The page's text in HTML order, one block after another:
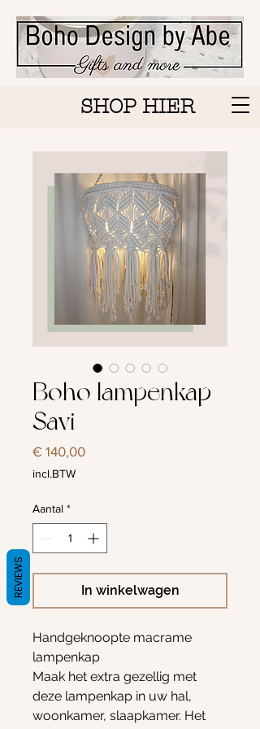
SHOP HIER
Boho lampenkap
Savi
€ 140,00Prijs
incl.BTW
Aantal *
In winkelwagen
Handgeknoopte macrame
lampenkap
Maak het extra gezellig met
deze lampenkap in uw hal,
woonkamer, slaapkamer. Het
REVIEWS